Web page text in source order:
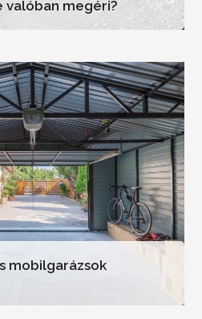
valóban megéri?
mobilgarázsok